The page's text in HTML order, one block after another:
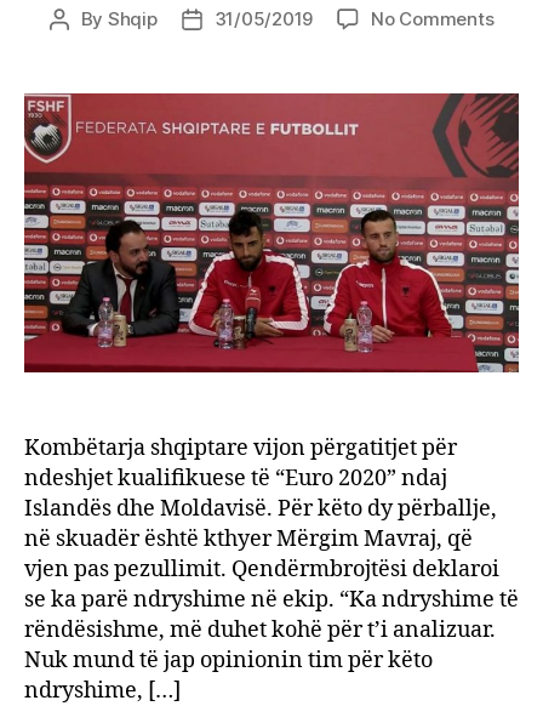
Post
By Shqip
Post31/05/2019 No Commentson
Euro
2020,
të
e
Ka
Kombëtarja shqiptare vijon përgatitjet për
ndeshjet kualifikuese të “Euro 2020” ndaj
Islandës dhe Moldavisë. Për këto dy përballje,
në skuadër është kthyer Mërgim Mavraj, që
vjen pas pezullimit. Qendërmbrojtësi deklaroi
se ka parë ndryshime në ekip. “Ka ndryshime të
rëndësishme, më duhet kohë për t’i analizuar.
Nuk mund të jap opinionin tim për këto
ndryshime, […]